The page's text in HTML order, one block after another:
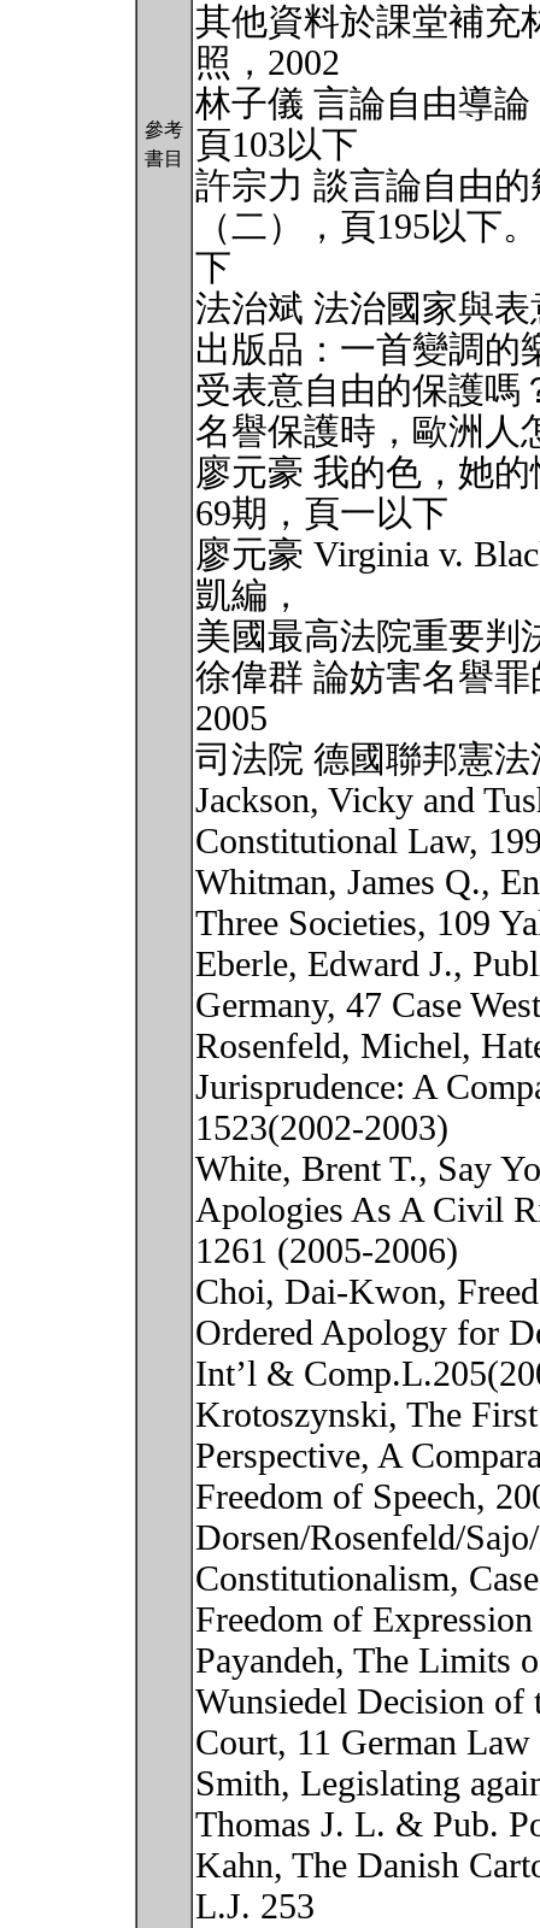
參考
書目
其他資料於課堂補充
照，2002
林子儀 言論自由導
頁103以下
許宗力 談言論自由
（二），頁195以下
下
法治斌 法治國家與
出版品：一首變調的
受表意自由的保護嗎
名譽保護時，歐洲人
廖元豪 我的色，她
69期，頁一以下
廖元豪 Virginia v.
凱編，
美國最高法院重要判
徐偉群 論妨害名譽
2005
司法院 德國聯邦憲
Jackson, Vicky and
Constitutional Law,
Whitman, James Q.,
Three Societies, 109
Eberle, Edward J.,
Germany, 47 Case
Rosenfeld, Michel,
Jurisprudence: A
1523(2002-2003)
White, Brent T., Say
Apologies As A Civil
1261 (2005-2006)
Choi, Dai-Kwon,
Ordered Apology for
Int’l &
Krotoszynski, The
Perspective, A
Freedom of Speech,
Dorsen/Rosenfeld/
Constitutionalism,
Freedom of Expression
Payandeh, The Limits
Wunsiedel Decision of
Court, 11 German
Smith, Legislating
Thomas J. L. & Pub.
Kahn, The Danish
L.J. 253